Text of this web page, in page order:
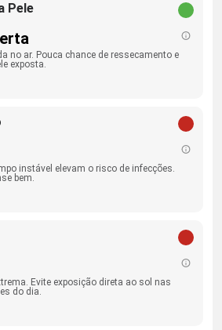
Pele
no ar. Pouca chance de ressecamento e
exposta.
instável elevam o risco de infecções.
bem.
Evite exposição direta ao sol nas
do dia.